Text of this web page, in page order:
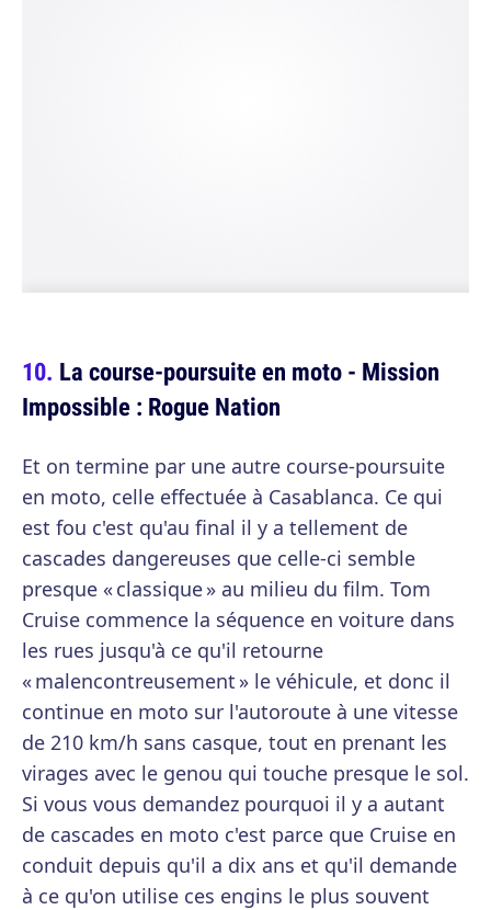
La course-poursuite en moto - Mission
Impossible : Rogue Nation
Et on termine par une autre course-poursuite
en moto, celle effectuée à Casablanca. Ce qui
est fou c'est qu'au final il y a tellement de
cascades dangereuses que celle-ci semble
presque « classique » au milieu du film. Tom
Cruise commence la séquence en voiture dans
les rues jusqu'à ce qu'il retourne
« malencontreusement » le véhicule, et donc il
continue en moto sur l'autoroute à une vitesse
de 210 km/h sans casque, tout en prenant les
virages avec le genou qui touche presque le sol.
Si vous vous demandez pourquoi il y a autant
de cascades en moto c'est parce que Cruise en
conduit depuis qu'il a dix ans et qu'il demande
à ce qu'on utilise ces engins le plus souvent